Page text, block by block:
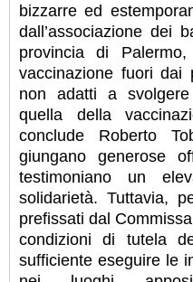
bizzarre ed
dall’associazione dei
provincia di
vaccinazione fuori dai
non adatti a svolgere
quella della
conclude Roberto
giungano generose
testimoniano un
solidarietà. Tuttavia,
prefissati dal
condizioni di tutela
sufficiente eseguire le